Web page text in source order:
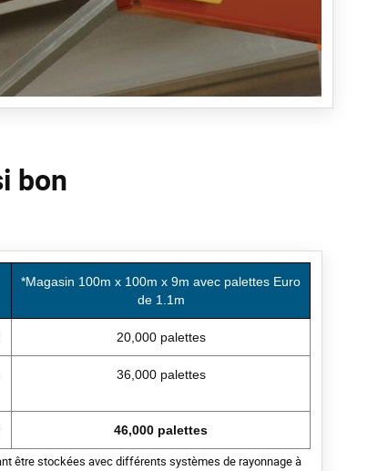
bon
*Magasin 100m x 100m x 9m avec palettes Euro
de 1.1m
20,000 palettes
36,000 palettes
46,000 palettes
être stockées avec différents systèmes de rayonnage à